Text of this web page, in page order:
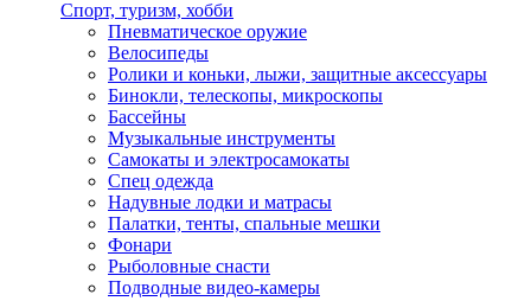
Спорт, туризм, хобби
Пневматическое оружие
Велосипеды
Ролики и коньки, лыжи, защитные аксессуары
Бинокли, телескопы, микроскопы
Бассейны
Музыкальные инструменты
Самокаты и электросамокаты
Спец одежда
Надувные лодки и матрасы
Палатки, тенты, спальные мешки
Фонари
Рыболовные снасти
Подводные видео-камеры